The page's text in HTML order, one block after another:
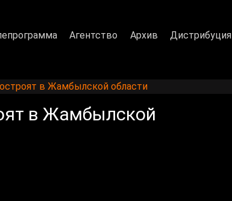
Агентство Архив Дистрибуция
в Жамбылской области
в Жамбылской